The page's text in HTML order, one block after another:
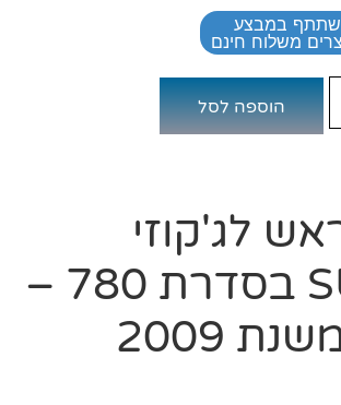
במבצע
הוספה לסל
לג'קוזי
SUNDANCE בסדרת 780 –
2009